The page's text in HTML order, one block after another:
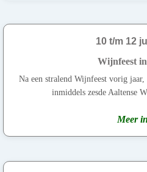
10 t/m 12
Wijnfeest
Na een stralend Wijnfeest vorig
inmiddels zesde Aaltense
Meer